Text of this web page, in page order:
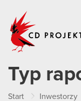
Typ
Start Inwestorzy